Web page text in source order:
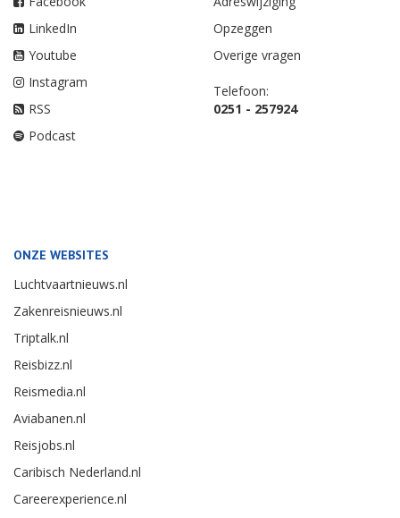
LinkedIn
Youtube
Instagram
RSS
Podcast
Opzeggen
Overige vragen
Telefoon:
0251 - 257924
ONZE WEBSITES
Luchtvaartnieuws.nl
Zakenreisnieuws.nl
Triptalk.nl
Reisbizz.nl
Reismedia.nl
Aviabanen.nl
Reisjobs.nl
Caribisch Nederland.nl
Careerexperience.nl